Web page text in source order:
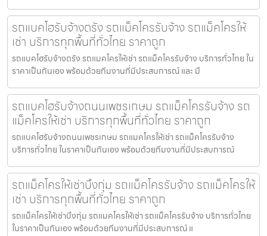
รถแบคโฮรับจ้างตรัง รถแม็คโครรับจ้าง รถแม็คโครให้
เช่า บริการทุกพื้นที่ทั่วไทย ราคาถูก
รถแบคโฮรับจ้างตรัง รถแมคโครให้เช่า รถแม็คโครรับจ้าง บริการทั่วไทย ใน
ราคาเป็นกันเอง พร้อมด้วยทีมงานที่มีประสบการณ์ และ มื
รถแบคโฮรับจ้างถนนเพชรเกษม รถแม็คโครรับจ้าง รถ
แม็คโครให้เช่า บริการทุกพื้นที่ทั่วไทย ราคาถูก
รถแบคโฮรับจ้างถนนเพชรเกษม รถแมคโครให้เช่า รถแม็คโครรับจ้าง
บริการทั่วไทย ในราคาเป็นกันเอง พร้อมด้วยทีมงานที่มีประสบการณ์
รถแม็คโครให้เช่าบึงกุ่ม รถแม็คโครรับจ้าง รถแม็คโครให้
เช่า บริการทุกพื้นที่ทั่วไทย ราคาถูก
รถแม็คโครให้เช่าบึงกุ่ม รถแมคโครให้เช่า รถแม็คโครรับจ้าง บริการทั่วไทย
ในราคาเป็นกันเอง พร้อมด้วยทีมงานที่มีประสบการณ์ แ